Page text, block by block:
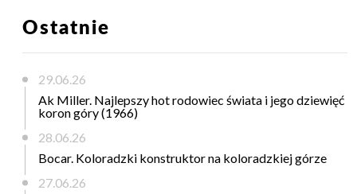
Ostatnie
29.06.26
Ak Miller. Najlepszy hot rodowiec świata i jego dziewięć
koron góry (1966)
28.06.26
Bocar. Koloradzki konstruktor na koloradzkiej górze
27.06.26